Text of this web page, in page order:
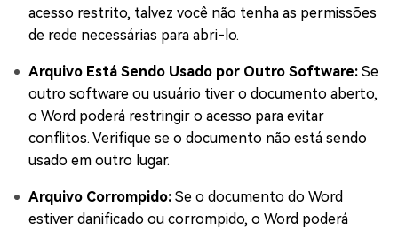
acesso restrito, talvez você não tenha as permissões
de rede necessárias para abri-lo.
Arquivo Está Sendo Usado por Outro Software: Se
outro software ou usuário tiver o documento aberto,
o Word poderá restringir o acesso para evitar
conflitos. Verifique se o documento não está sendo
usado em outro lugar.
Arquivo Corrompido: Se o documento do Word
estiver danificado ou corrompido, o Word poderá